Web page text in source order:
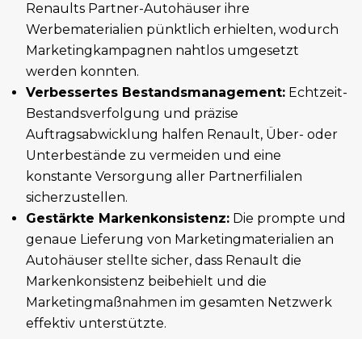
Renaults Partner-Autohäuser ihre
Werbematerialien pünktlich erhielten, wodurch
Marketingkampagnen nahtlos umgesetzt
werden konnten.
Verbessertes Bestandsmanagement: Echtzeit-
Bestandsverfolgung und präzise
Auftragsabwicklung halfen Renault, Über- oder
Unterbestände zu vermeiden und eine
konstante Versorgung aller Partnerfilialen
sicherzustellen.
Gestärkte Markenkonsistenz: Die prompte und
genaue Lieferung von Marketingmaterialien an
Autohäuser stellte sicher, dass Renault die
Markenkonsistenz beibehielt und die
Marketingmaßnahmen im gesamten Netzwerk
effektiv unterstützte.